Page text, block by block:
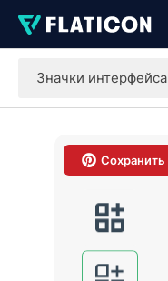
Значки интерфейса
Сохранить